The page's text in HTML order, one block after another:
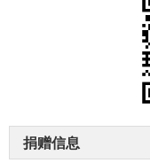
捐赠信息